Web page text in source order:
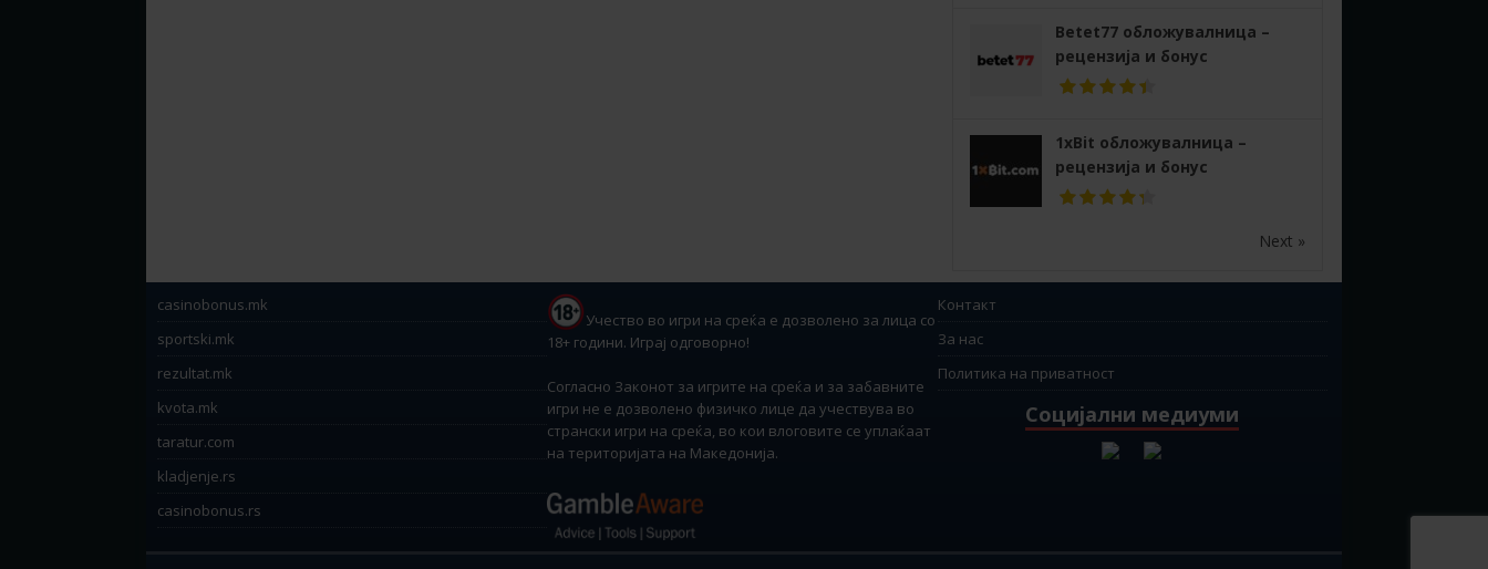
Betet77 обложувалница –
рецензија и бонус
1xBit обложувалница –
рецензија и бонус
Next »
casinobonus.mk
sportski.mk
rezultat.mk
kvota.mk
taratur.com
kladjenje.rs
casinobonus.rs
Учество во игри на среќа е дозволено за лица со
18+ години. Играј одговорно!
Согласно Законот за игрите на среќа и за забавните
игри не е дозволено физичко лице да учествува во
странски игри на среќа, во кои влоговите се уплаќаат
на територијата на Македонија.
Контакт
За нас
Политика на приватност
Социјални медиуми